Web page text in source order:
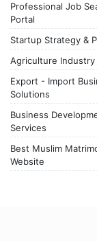
Professional Job
Portal
Startup Strategy &
Agriculture Industry
Export - Import
Solutions
Business
Services
Best Muslim
Website